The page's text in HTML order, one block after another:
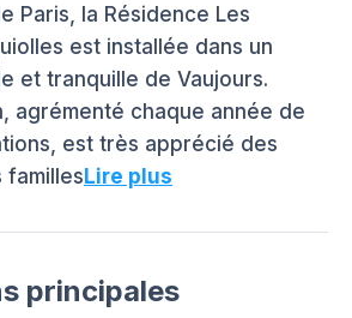
Paris, la Résidence Les
est installée dans un
et tranquille de Vaujours.
agrémenté chaque année de
est très apprécié des
famillesLire plus
principales